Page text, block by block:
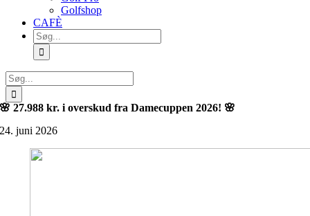
Golfshop
CAFÈ
Søg
efter:
Søg
efter:
🌸 27.988 kr. i overskud fra Damecuppen 2026! 🌸
24. juni 2026